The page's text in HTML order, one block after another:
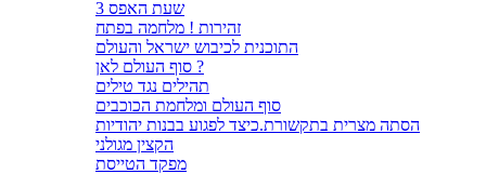
שעת האפס 3
זהירות ! מלחמה בפתח
התוכנית לכיבוש ישראל והעולם
סוף העולם לאן ?
תהילים נגד טילים
סוף העולם ומלחמת הכוכבים
הסתה מצרית בתקשורת.כיצד לפגוע בבנות יהודיות
הקצין מגולני
מפקד הטייסת